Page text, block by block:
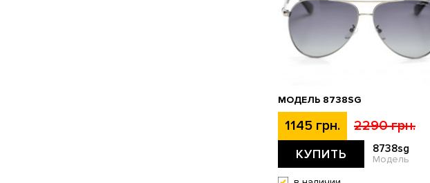
МОДЕЛЬ 8738SG
1145 грн. 2290 грн.
КУПИТЬ 8738sg
Модель